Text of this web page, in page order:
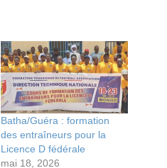
Batha/Guéra : formation
des entraîneurs pour la
Licence D fédérale
mai 18, 2026